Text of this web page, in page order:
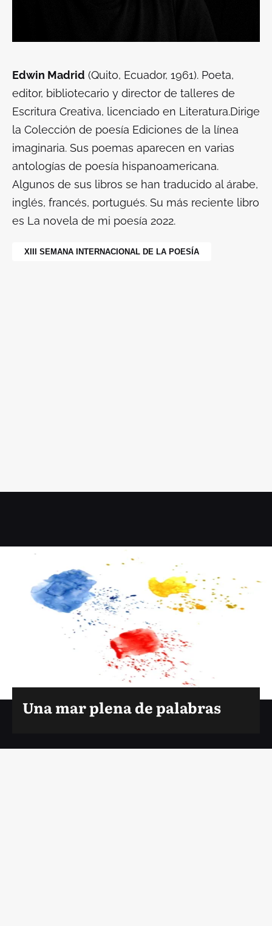
Edwin Madrid (Quito, Ecuador, 1961). Poeta,
editor, bibliotecario y director de talleres de
Escritura Creativa, licenciado en Literatura.Dirige
la Colección de poesía Ediciones de la línea
imaginaria. Sus poemas aparecen en varias
antologías de poesía hispanoamericana.
Algunos de sus libros se han traducido al árabe,
inglés, francés, portugués. Su más reciente libro
es La novela de mi poesía 2022.
XIII SEMANA INTERNACIONAL DE LA POESÍA